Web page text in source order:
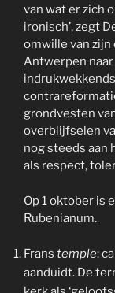
van wat er zich
ironisch’, zegt
omwille van
Antwerpen
grondvesten
overblijfselen
nog steeds aan
als respect,
Op 1 oktober is
Rubenianum.
Frans temple:
aanduidt. De